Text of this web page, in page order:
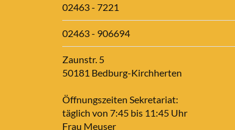
02463 - 7221
02463 - 906694
Zaunstr. 5
50181 Bedburg-Kirchherten
Öffnungszeiten Sekretariat:
täglich von 7:45 bis 11:45 Uhr
Frau Meuser